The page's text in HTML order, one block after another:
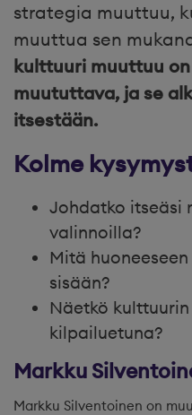
strategia muuttuu,
muuttua sen
kulttuuri muuttuu
muututtava, ja se
itsestään.
Kolme
Johdatko itseäsi
valinnoilla?
Mitä
sisään?
Näetkö
kilpailuetuna?
Markku
Markku Silventoinen on